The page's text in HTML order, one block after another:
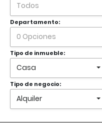
Todos
Departamento:
0 Opciones
Tipo de inmueble:
Casa
Tipo de negocio:
Alquiler